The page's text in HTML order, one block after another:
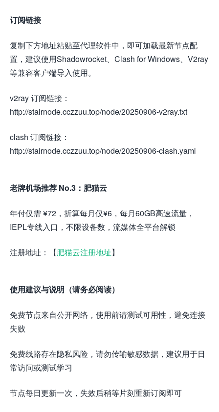
订阅链接
复制下方地址粘贴至代理软件中，即可加载最新节点配
置，建议使用Shadowrocket、Clash for Windows、V2ray
等兼容客户端导入使用。
v2ray 订阅链接：
http://stairnode.cczzuu.top/node/20250906-v2ray.txt
clash 订阅链接：
http://stairnode.cczzuu.top/node/20250906-clash.yaml
老牌机场推荐 No.3：肥猫云
年付仅需 ¥72，折算每月仅¥6，每月60GB高速流量，
IEPL专线入口，不限设备数，流媒体全平台解锁
注册地址：【肥猫云注册地址】
使用建议与说明（请务必阅读）
免费节点来自公开网络，使用前请测试可用性，避免连接
失败
免费线路存在隐私风险，请勿传输敏感数据，建议用于日
常访问或测试学习
节点每日更新一次，失效后稍等片刻重新订阅即可